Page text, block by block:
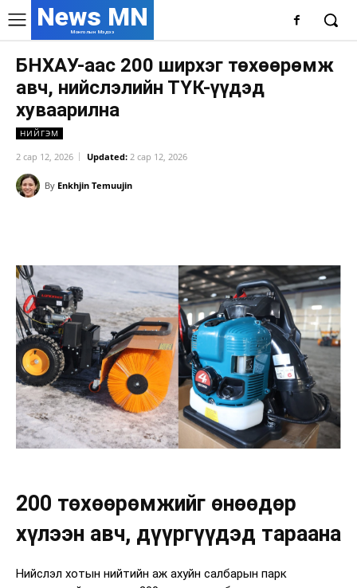
News MN
Монголын Мэдээ
БНХАУ-аас 200 ширхэг төхөөрөмж
авч, нийслэлийн ТҮК-үүдэд
хуваарилна
НИЙГЭМ
2 сар 12, 2026 Updated: 2 сар 12, 2026
By Enkhjin Temuujin
200 төхөөрөмжийг өнөөдөр
хүлээн авч, дүүргүүдэд тараана
Нийслэл хотын нийтийн аж ахуйн салбарын парк